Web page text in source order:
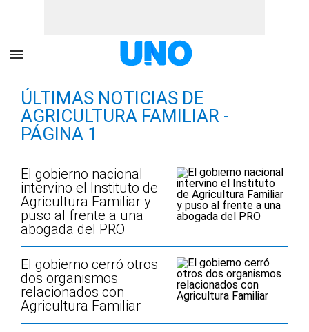
ÚLTIMAS NOTICIAS DE
AGRICULTURA FAMILIAR -
PÁGINA 1
El gobierno nacional
intervino el Instituto de
Agricultura Familiar y
puso al frente a una
abogada del PRO
El gobierno cerró otros
dos organismos
relacionados con
Agricultura Familiar